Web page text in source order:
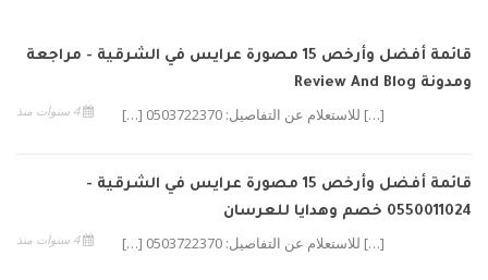
قائمة أفضل وأرخص 15 مصورة عرايس في الشرقية - مراجعة
ومدونة Review And Blog
4 سنوات منذ
[…] للاستعلام عن التفاصيل: 0503722370 […]
قائمة أفضل وأرخص 15 مصورة عرايس في الشرقية -
0550011024 خصم وهدايا للعرسان
4 سنوات منذ
[…] للاستعلام عن التفاصيل: 0503722370 […]